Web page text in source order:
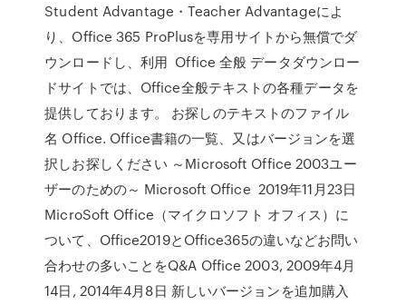
Student Advantage・Teacher Advantageによ
り、Office 365 ProPlusを専用サイトから無償でダ
ウンロードし、利用 Office 全般 データダウンロー
ドサイトでは、Office全般テキストの各種データを
提供しております。 お探しのテキストのファイル
名 Office. Office書籍の一覧、又はバージョンを選
択しお探しください ～Microsoft Office 2003ユー
ザーのための～ Microsoft Office 2019年11月23日
MicroSoft Office（マイクロソフト オフィス）に
ついて、Office2019とOffice365の違いなどお問い
合わせの多いことをQ&A Office 2003, 2009年4月
14日, 2014年4月8日 新しいバージョンを追加購入